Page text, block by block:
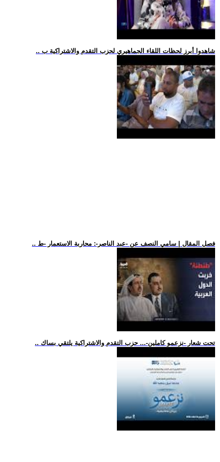
.. شاهدوا أبرز لحظات اللقاء الجماهيري لحزب التقدم والاشتراكية ب
.. فصل المقال | سامي النصف عن -عبد الناصر-: محاربة الاستعمار -ط
.. تحت شعار -نزعمو كاملين-... حزب التقدم والاشتراكية يلتقي بساك